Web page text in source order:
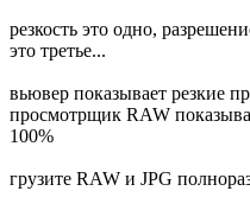
резкость это одно,
это третье...
вьювер показывает резкие
просмотрщик RAW
100%
грузите RAW и JPG